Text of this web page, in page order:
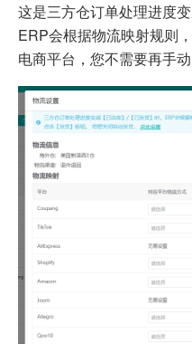
这是三方仓订单处理进度
ERP会根据物流映射规则
电商平台，您不需要再手